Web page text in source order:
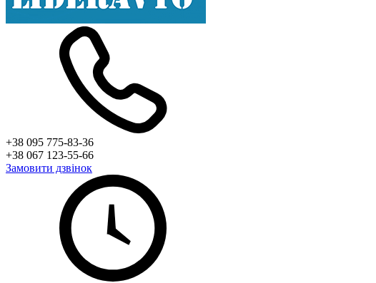
+38 095 775-83-36
+38 067 123-55-66
Замовити дзвінок